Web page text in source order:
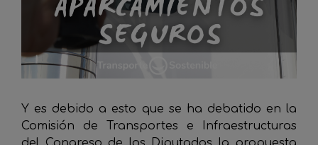
Y es debido a esto que se ha debatido en la
Comisión de Transportes e Infraestructuras